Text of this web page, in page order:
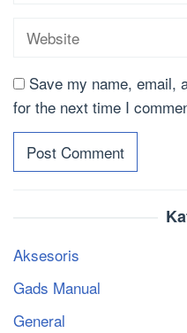
Save my name, email,
for the next time I
Aksesoris
Gads Manual
General